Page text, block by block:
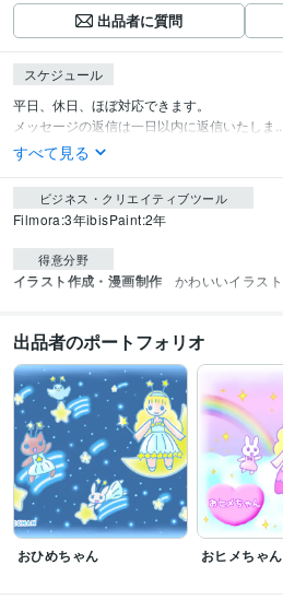
出品者に質問
スケジュール
平日、休日、ほぼ対応できます。
メッセージの返信は一日以内に返信いたしま...
すべて見る
ビジネス・クリエイティブツール
Filmora:3年ibisPaint:2年
得意分野
イラスト作成・漫画制作 かわいいイラスト
出品者のポートフォリオ
おひめちゃん おヒメちゃん